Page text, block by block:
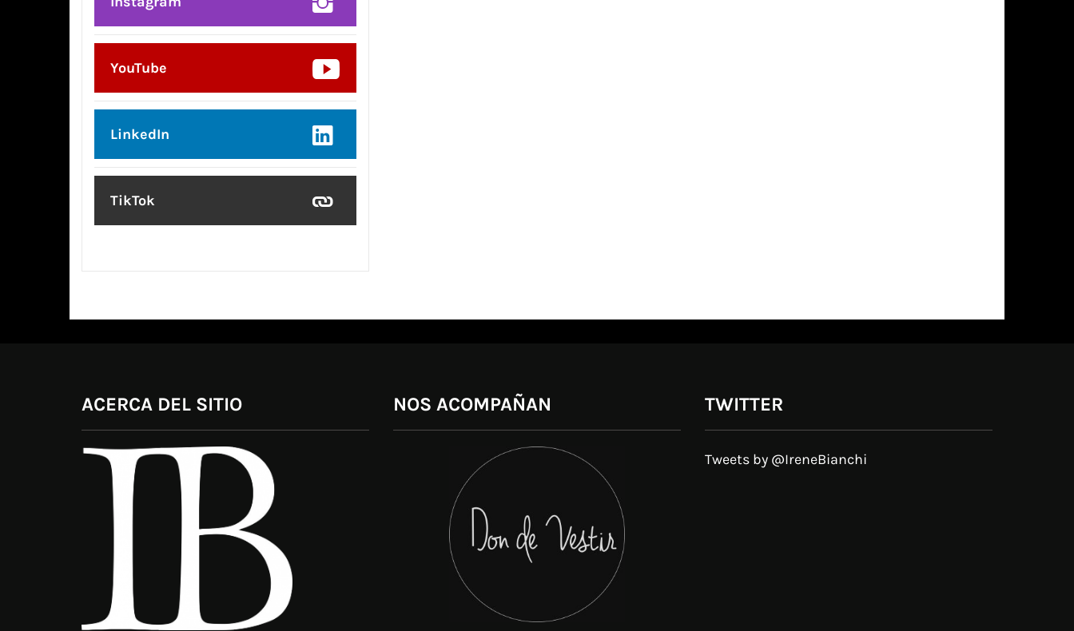
YouTube
LinkedIn
TikTok
ACERCA DEL SITIO NOS ACOMPAÑAN TWITTER
Tweets by @IreneBianchi